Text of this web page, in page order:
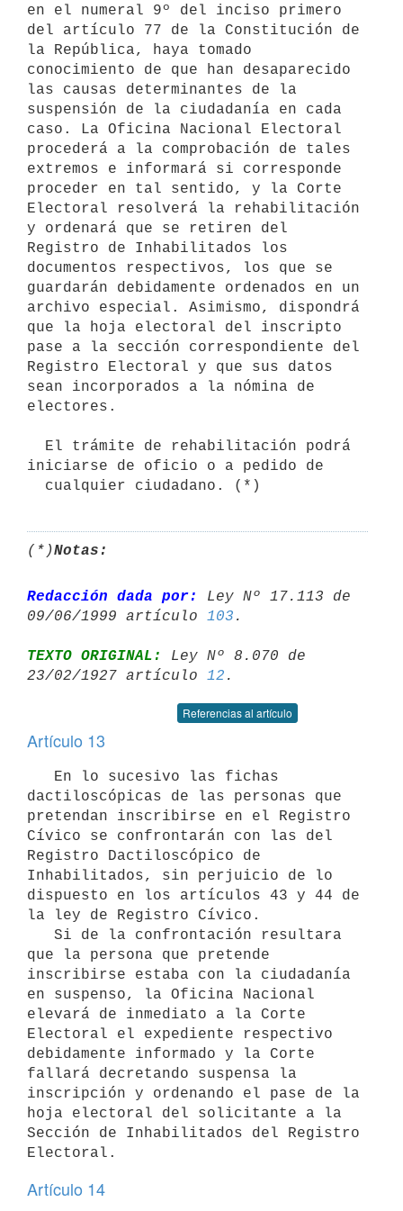
en el numeral 9º del inciso primero
del artículo 77 de la Constitución de
la República, haya tomado
conocimiento de que han desaparecido
las causas determinantes de la
suspensión de la ciudadanía en cada
caso. La Oficina Nacional Electoral
procederá a la comprobación de tales
extremos e informará si corresponde
proceder en tal sentido, y la Corte
Electoral resolverá la rehabilitación
y ordenará que se retiren del
Registro de Inhabilitados los
documentos respectivos, los que se
guardarán debidamente ordenados en un
archivo especial. Asimismo, dispondrá
que la hoja electoral del inscripto
pase a la sección correspondiente del
Registro Electoral y que sus datos
sean incorporados a la nómina de
electores.
iniciarse de oficio o a pedido de
(*)Notas:
Redacción dada por:
Ley Nº 17.113 de
09/06/1999 artículo 103
TEXTO ORIGINAL:
Ley Nº 8.070 de
23/02/1927 artículo 12
Referencias al artículo
Artículo 13
dactiloscópicas de las personas que
pretendan inscribirse en el Registro
Cívico se confrontarán con las del
Registro Dactiloscópico de
Inhabilitados, sin perjuicio de lo
dispuesto en los artículos 43 y 44 de
la ley de Registro Cívico.
que la persona que pretende
inscribirse estaba con la ciudadanía
en suspenso, la Oficina Nacional
elevará de inmediato a la Corte
Electoral el expediente respectivo
debidamente informado y la Corte
fallará decretando suspensa la
inscripción y ordenando el pase de la
hoja electoral del solicitante a la
Sección de Inhabilitados del Registro
Electoral.
Artículo 14